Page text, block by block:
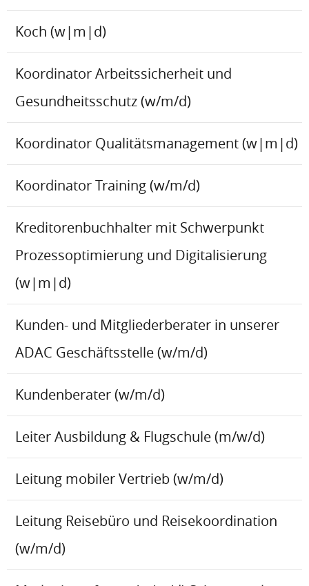
Koch (w|m|d)
Koordinator Arbeitssicherheit und
Gesundheitsschutz (w/m/d)
Koordinator Qualitätsmanagement (w|m|d)
Koordinator Training (w/m/d)
Kreditorenbuchhalter mit Schwerpunkt
Prozessoptimierung und Digitalisierung
(w|m|d)
Kunden- und Mitgliederberater in unserer
ADAC Geschäftsstelle (w/m/d)
Kundenberater (w/m/d)
Leiter Ausbildung & Flugschule (m/w/d)
Leitung mobiler Vertrieb (w/m/d)
Leitung Reisebüro und Reisekoordination
(w/m/d)